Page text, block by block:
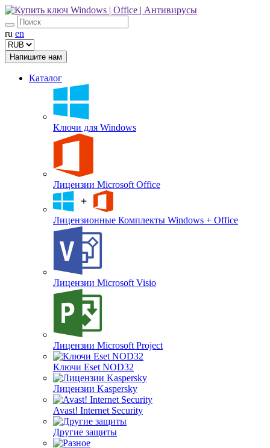
ru en
Напишите нам
Каталог
Ключи для Windows
Лицензии Microsoft Office
Лицензионные Комплекты Windows + Office
Лицензии Microsoft Visio
Лицензии Microsoft Project
Ключи Eset NOD32
Лицензии Kaspersky
Avast! Internet Security
Другие защиты